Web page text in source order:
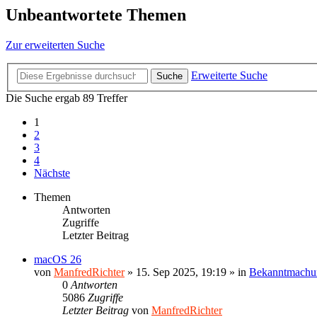
Unbeantwortete Themen
Zur erweiterten Suche
Suche
Erweiterte Suche
Die Suche ergab 89 Treffer
1
2
3
4
Nächste
Themen
Antworten
Zugriffe
Letzter Beitrag
macOS 26
von ManfredRichter» 15. Sep 2025, 19:19 » in
0 Antworten
5086 Zugriffe
Letzter Beitrag von ManfredRichter